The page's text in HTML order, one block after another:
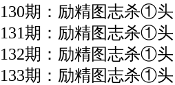
130期：励精图志杀①
131期：励精图志杀①
132期：励精图志杀①
133期：励精图志杀①